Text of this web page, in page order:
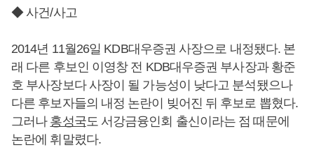
◆ 사건/사고
2014년 11월26일 KDB대우증권 사장으로 내정됐다. 본
래 다른 후보인 이영창 전 KDB대우증권 부사장과 황준
호 부사장보다 사장이 될 가능성이 낮다고 분석됐으나
다른 후보자들의 내정 논란이 빚어진 뒤 후보로 뽑혔다.
그러나 홍성국도 서강금융인회 출신이라는 점 때문에
논란에 휘말렸다.